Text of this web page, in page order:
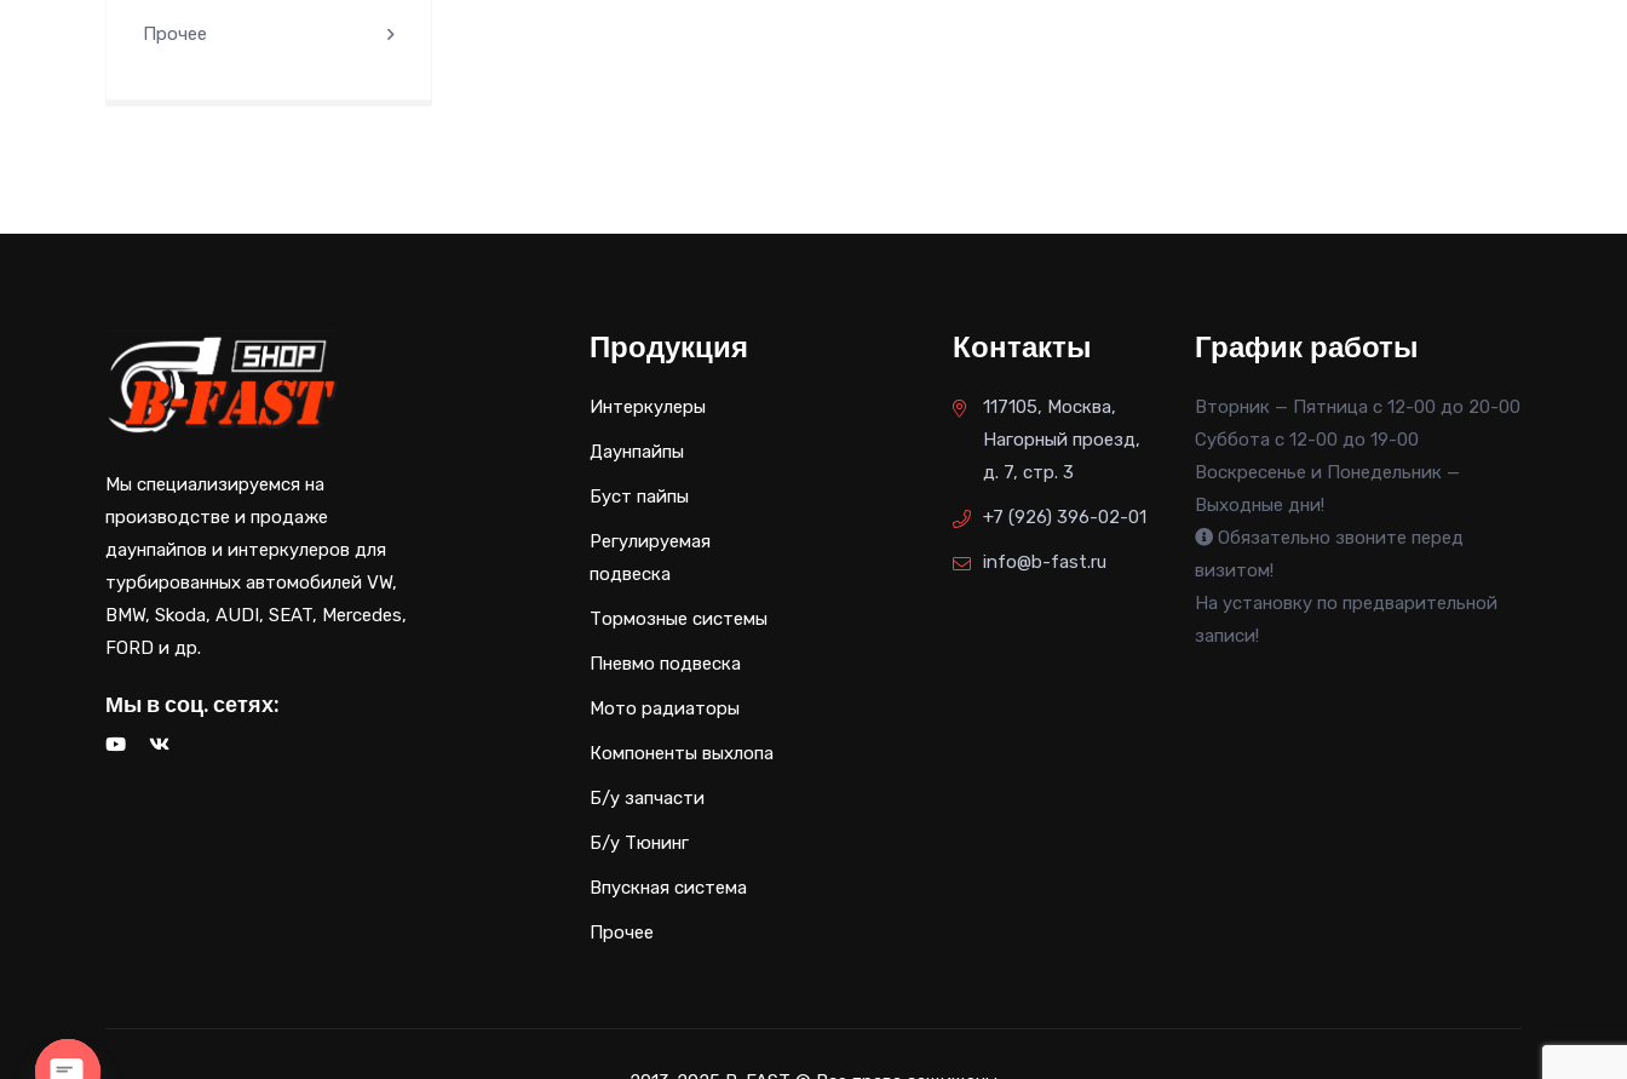
Прочее
Мы специализируемся на
производстве и продаже
даунпайпов и интеркулеров для
турбированных автомобилей VW,
BMW, Skoda, AUDI, SEAT, Mercedes,
FORD и др.
Мы в соц. сетях:
Продукция
Интеркулеры
Даунпайпы
Буст пайпы
Регулируемая
подвеска
Тормозные системы
Пневмо подвеска
Мото радиаторы
Компоненты выхлопа
Б/у запчасти
Б/у Тюнинг
Впускная система
Прочее
Контакты
117105, Москва,
Нагорный проезд,
д. 7, стр. 3
+7 (926) 396-02-01
info@b-fast.ru
График работы
Вторник — Пятница с 12-00 до 20-00
Суббота с 12-00 до 19-00
Воскресенье и Понедельник —
Выходные дни!
Обязательно звоните перед
визитом!
На установку по предварительной
записи!